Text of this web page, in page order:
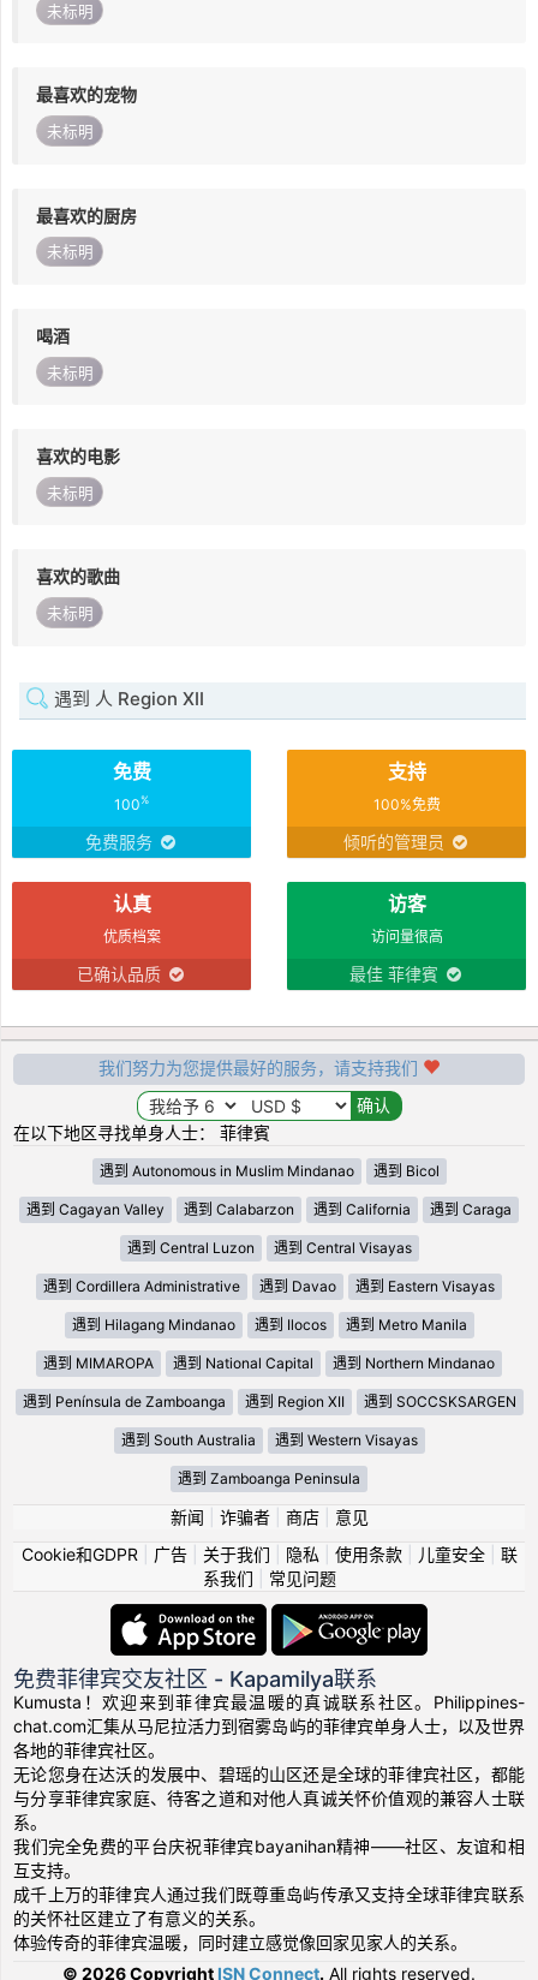
未标明
最喜欢的宠物
未标明
最喜欢的厨房
未标明
喝酒
未标明
喜欢的电影
未标明
喜欢的歌曲
未标明
遇到 人 Region XII
免费
100%
免费服务
支持
100%免费
倾听的管理员
认真
优质档案
已确认品质
访客
访问量很高
最佳 菲律賓
我们努力为您提供最好的服务，请支持我们
在以下地区寻找单身人士： 菲律賓
遇到 Autonomous in Muslim Mindanao 遇到 Bicol
遇到 Cagayan Valley 遇到 Calabarzon 遇到 California 遇到 Caraga
遇到 Central Luzon 遇到 Central Visayas
遇到 Cordillera Administrative 遇到 Davao 遇到 Eastern Visayas
遇到 Hilagang Mindanao 遇到 Ilocos 遇到 Metro Manila
遇到 MIMAROPA 遇到 National Capital 遇到 Northern Mindanao
遇到 Península de Zamboanga 遇到 Region XII 遇到 SOCCSKSARGEN
遇到 South Australia 遇到 Western Visayas
遇到 Zamboanga Peninsula
新闻 诈骗者| 商店| 意见
Cookie和GDPR
广告| 关于我们 隐私 使用条款| 儿童安全| 联
系我们
常见问题
免费菲律宾交友社区 - Kapamilya联系
Kumusta！欢迎来到菲律宾最温暖的真诚联系社区。Philippines-
chat.com汇集从马尼拉活力到宿雾岛屿的菲律宾单身人士，以及世界
各地的菲律宾社区。
无论您身在达沃的发展中、碧瑶的山区还是全球的菲律宾社区，都能
与分享菲律宾家庭、待客之道和对他人真诚关怀价值观的兼容人士联
系。
我们完全免费的平台庆祝菲律宾bayanihan精神——社区、友谊和相
互支持。
成千上万的菲律宾人通过我们既尊重岛屿传承又支持全球菲律宾联系
的关怀社区建立了有意义的关系。
体验传奇的菲律宾温暖，同时建立感觉像回家见家人的关系。
© 2026 Copyright ISN Connect. All rights reserved.